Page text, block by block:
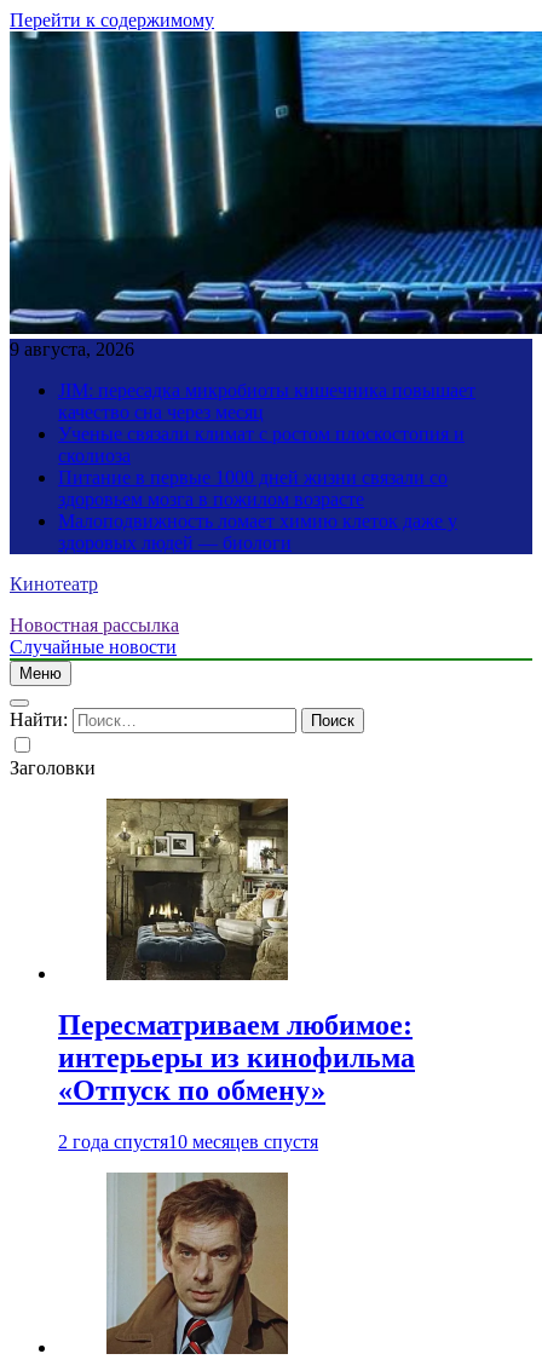
Перейти к содержимому
9 августа, 2026
JIM: пересадка микробиоты кишечника повышает
качество сна через месяц
Ученые связали климат с ростом плоскостопия и
сколиоза
Питание в первые 1000 дней жизни связали со
здоровьем мозга в пожилом возрасте
Малоподвижность ломает химию клеток даже у
здоровых людей — биологи
Кинотеатр
Новостная рассылка
Случайные новости
Меню
Найти:
Заголовки
Пересматриваем любимое:
интерьеры из кинофильма
«Отпуск по обмену»
2 года спустя10 месяцев спустя